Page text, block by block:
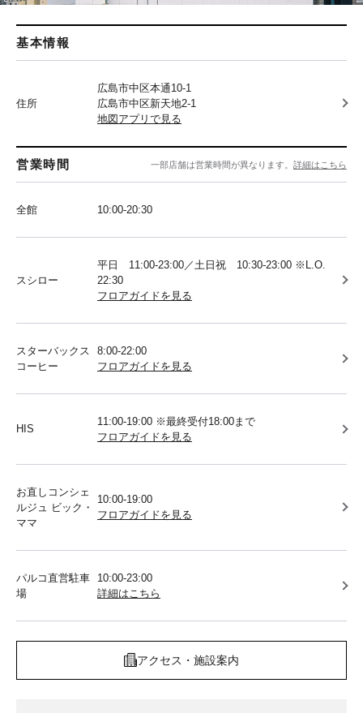
基本情報
住所
広島市中区本通10-1
広島市中区新天地2-1
地図アプリで見る
営業時間 一部店舗は営業時間が異なります。 詳細はこちら
全館 10:00-20:30
スシロー
平日 11:00-23:00／土日祝 10:30-23:00 ※L.O.
22:30
フロアガイドを見る
スターバックス
コーヒー
8:00-22:00
フロアガイドを見る
HIS
11:00-19:00 ※最終受付18:00まで
フロアガイドを見る
お直しコンシェ
ルジュ ビック・
ママ
10:00-19:00
フロアガイドを見る
パルコ直営駐車
場
10:00-23:00
詳細はこちら
アクセス・施設案内